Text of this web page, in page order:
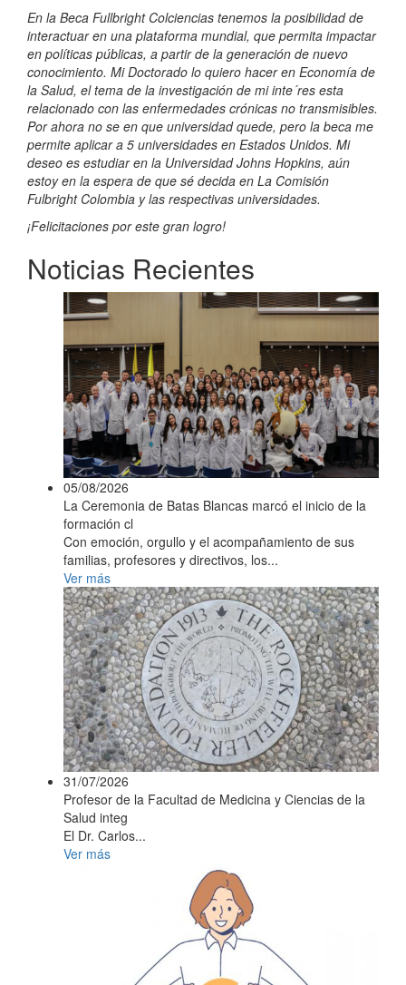
En la Beca Fullbright Colciencias tenemos la posibilidad de
interactuar en una plataforma mundial, que permita impactar
en políticas públicas, a partir de la generación de nuevo
conocimiento. Mi Doctorado lo quiero hacer en Economía de
la Salud, el tema de la investigación de mi inte´res esta
relacionado con las enfermedades crónicas no transmisibles.
Por ahora no se en que universidad quede, pero la beca me
permite aplicar a 5 universidades en Estados Unidos. Mi
deseo es estudiar en la Universidad Johns Hopkins, aún
estoy en la espera de que sé decida en La Comisión
Fulbright Colombia y las respectivas universidades.
¡Felicitaciones por este gran logro!
Noticias Recientes
05/08/2026
La Ceremonia de Batas Blancas marcó el inicio de la
formación cl
Con emoción, orgullo y el acompañamiento de sus
familias, profesores y directivos, los...
Ver más
31/07/2026
Profesor de la Facultad de Medicina y Ciencias de la
Salud integ
El Dr. Carlos...
Ver más